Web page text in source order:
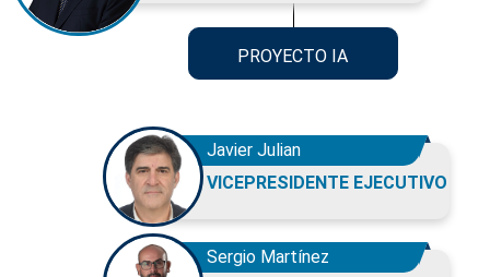
PROYECTO IA
Javier Julian
VICEPRESIDENTE EJECUTIVO
Sergio Martínez